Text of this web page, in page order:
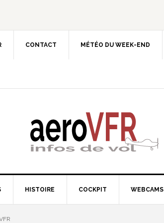
CONTACT MÉTÉO DU WEEK-END
HISTOIRE COCKPIT WEBCAMS